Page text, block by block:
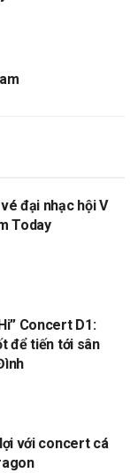
đại nhạc hội V
Today
Concert D1:
để tiến tới sân
với concert cá